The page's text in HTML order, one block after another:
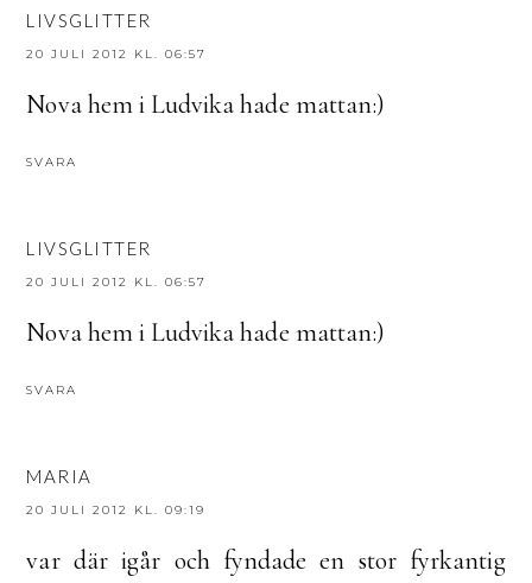
LIVSGLITTER
20 JULI 2012 KL. 06:57
Nova hem i Ludvika hade mattan:)
SVARA
LIVSGLITTER
20 JULI 2012 KL. 06:57
Nova hem i Ludvika hade mattan:)
SVARA
MARIA
20 JULI 2012 KL. 09:19
var där igår och fyndade en stor fyrkantig